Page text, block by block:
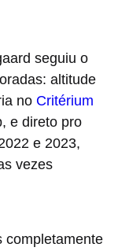
seguiu o
altitude
no Critérium
e direto pro
e 2023,
vezes
completamente